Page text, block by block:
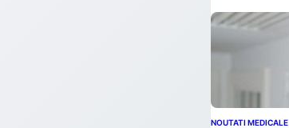
NOUTATI MEDICALE